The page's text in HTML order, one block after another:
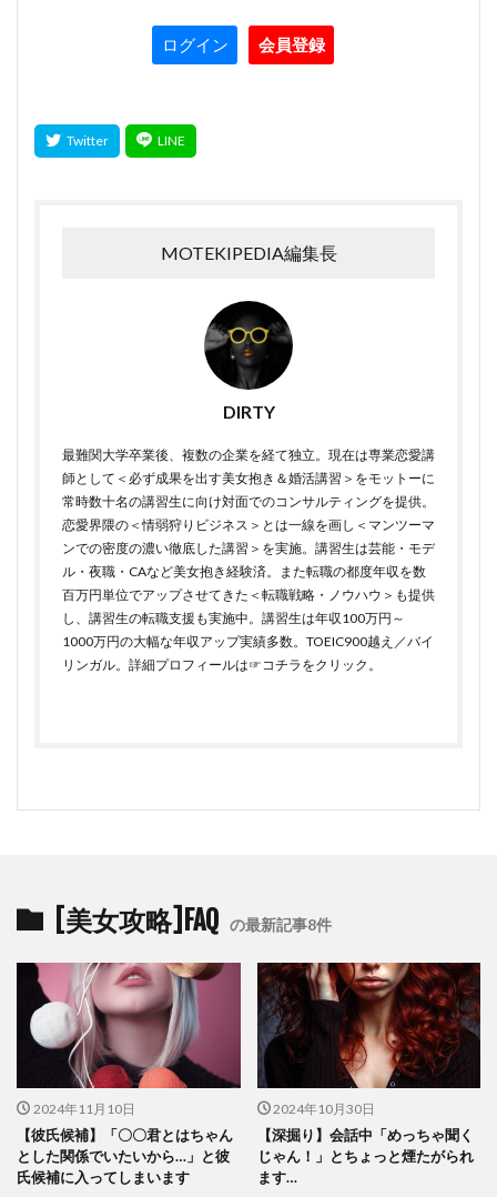
ログイン 会員登録
MOTEKIPEDIA編集長
DIRTY
最難関大学卒業後、複数の企業を経て独立。現在は専業恋愛講
師として＜必ず成果を出す美女抱き＆婚活講習＞をモットーに
常時数十名の講習生に向け対面でのコンサルティングを提供。
恋愛界隈の＜情弱狩りビジネス＞とは一線を画し＜マンツーマ
ンでの密度の濃い徹底した講習＞を実施。講習生は芸能・モデ
ル・夜職・CAなど美女抱き経験済。また転職の都度年収を数
百万円単位でアップさせてきた＜転職戦略・ノウハウ＞も提供
し、講習生の転職支援も実施中。講習生は年収100万円～
1000万円の大幅な年収アップ実績多数。TOEIC900越え／バイ
リンガル。詳細プロフィールは☞コチラをクリック 。
[美女攻略]FAQ の最新記事8件
2024年11月10日
【彼氏候補】「〇〇君とはちゃん
とした関係でいたいから…」と彼
氏候補に入ってしまいます
2024年10月30日
【深掘り】会話中「めっちゃ聞く
じゃん！」とちょっと煙たがられ
ます…